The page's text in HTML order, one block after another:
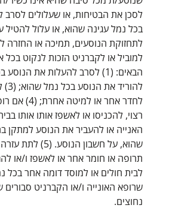
לסכן את הבטיחות, או שעלולים
בכל נמל עגינה שהוא, או עלול להטיל
לתחזוקת הנוסעים, תמיכה או החזרה
למוביל או לקברניט הזכות לנקוט
לחדר אחר או
רצוי, להכניסו או לאשפז אותו אותו
האנייה או להעביר את הנוסע למתקן
שהוא, על חשבון
תרופה או חומר אחר או לאשפז ו/או
לבית חולים או למוסד דומה אחר בכל
שרופא האונייה ו/או הקברניט סבורים
נחוצים.